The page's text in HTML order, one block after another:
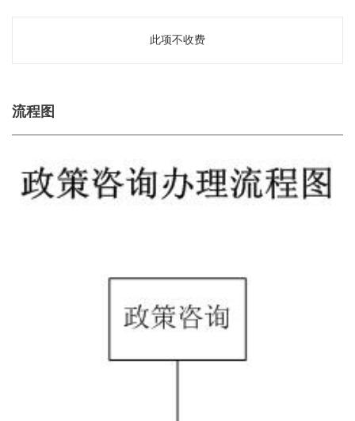
此项不收费
流程图